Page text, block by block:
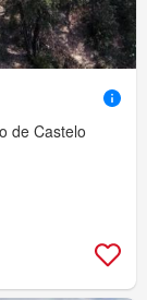
de Castelo